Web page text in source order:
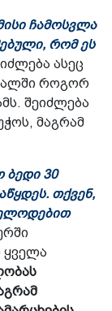
ჩამოსვლა
რომ ეს
ასეც
როგორ
შეიძლება
მაგრამ
ბედი 30
თქვენ,
ყველა